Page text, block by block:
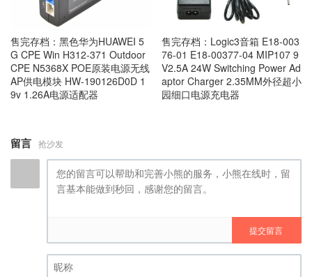
售完存档：黑色华为HUAWEI 5
G CPE Win H312-371 Outdoor
CPE N5368X POE原装电源无线
AP供电模块 HW-190126D0D 1
9v 1.26A电源适配器
售完存档：Logic3音箱 E18-003
76-01 E18-00377-04 MIP107 9
V2.5A 24W Switching Power Ad
aptor Charger 2.35MM外径超小
园细口电源充电器
留言 抢沙发
提交留言